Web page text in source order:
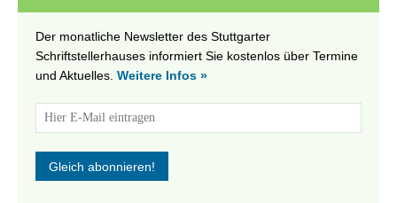
Der monatliche Newsletter des Stuttgarter
Schriftstellerhauses informiert Sie kostenlos über Termine
und Aktuelles. Weitere Infos »